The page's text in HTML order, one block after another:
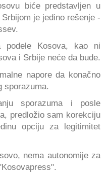
biće predstavljen u
je jedino rešenje -
Kosova, kao ni
i Srbije neće da bude.
napore da konačno
sporazuma.
sporazuma i posle
predložio sam korekciju
opciju za legitimitet
nema autonomije za